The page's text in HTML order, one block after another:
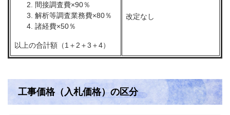
間接調査費×90％
解析等調査業務費×80％
諸経費×50％
以上の合計額（1＋2＋3＋4）
改定なし
工事価格（入札価格）の区分